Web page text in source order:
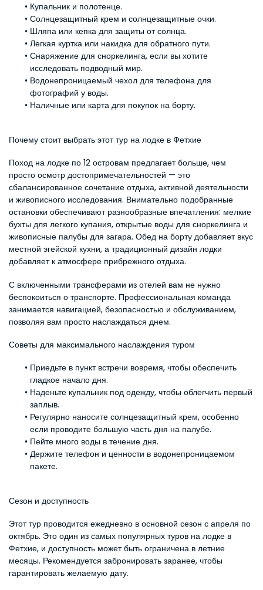
Купальник и полотенце.
Солнцезащитный крем и солнцезащитные очки.
Шляпа или кепка для защиты от солнца.
Легкая куртка или накидка для обратного пути.
Снаряжение для сноркелинга, если вы хотите
исследовать подводный мир.
Водонепроницаемый чехол для телефона для
фотографий у воды.
Наличные или карта для покупок на борту.
Почему стоит выбрать этот тур на лодке в Фетхие
Поход на лодке по 12 островам предлагает больше, чем
просто осмотр достопримечательностей — это
сбалансированное сочетание отдыха, активной деятельности
и живописного исследования. Внимательно подобранные
остановки обеспечивают разнообразные впечатления: мелкие
бухты для легкого купания, открытые воды для сноркелинга и
живописные палубы для загара. Обед на борту добавляет вкус
местной эгейской кухни, а традиционный дизайн лодки
добавляет к атмосфере прибрежного отдыха.
С включенными трансферами из отелей вам не нужно
беспокоиться о транспорте. Профессиональная команда
занимается навигацией, безопасностью и обслуживанием,
позволяя вам просто наслаждаться днем.
Советы для максимального наслаждения туром
Приедьте в пункт встречи вовремя, чтобы обеспечить
гладкое начало дня.
Наденьте купальник под одежду, чтобы облегчить первый
заплыв.
Регулярно наносите солнцезащитный крем, особенно
если проводите большую часть дня на палубе.
Пейте много воды в течение дня.
Держите телефон и ценности в водонепроницаемом
пакете.
Сезон и доступность
Этот тур проводится ежедневно в основной сезон с апреля по
октябрь. Это один из самых популярных туров на лодке в
Фетхие, и доступность может быть ограничена в летние
месяцы. Рекомендуется забронировать заранее, чтобы
гарантировать желаемую дату.